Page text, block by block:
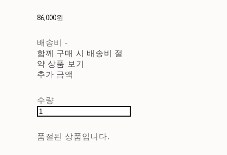
86,000원
배송비 -
함께 구매 시 배송비 절
약 상품 보기
추가 금액
수량
품절된 상품입니다.